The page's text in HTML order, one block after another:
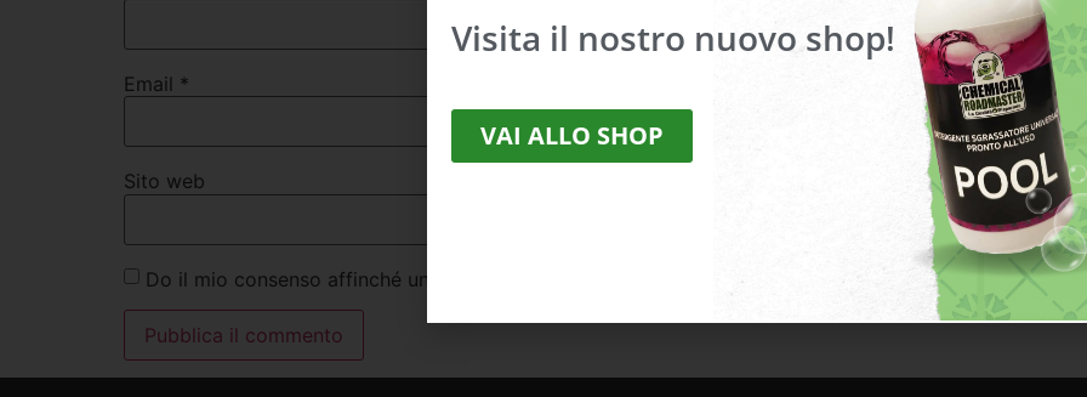
Email *
Sito web
Do il mio consenso affinché un cookie salvi i miei dati (nome, email, sito web) per il prossimo
Visita il nostro nuovo shop!
VAI ALLO SHOP